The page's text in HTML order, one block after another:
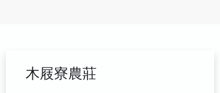
木屐寮農莊